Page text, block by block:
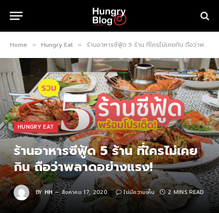
Home » Hungry Eat » ร้านอาหารซีฟู้ด 5 ร้าน ที่ใครไม่เคยกิน ถือว่าพลาดอย่างแรง!
HUNGRY EAT
ร้านอาหารซีฟู้ด 5 ร้าน ที่ใครไม่เคย
กิน ถือว่าพลาดอย่างแรง!
BY HH สิงหาคม 17, 2020 ไม่มีความเห็น 2 MINS READ